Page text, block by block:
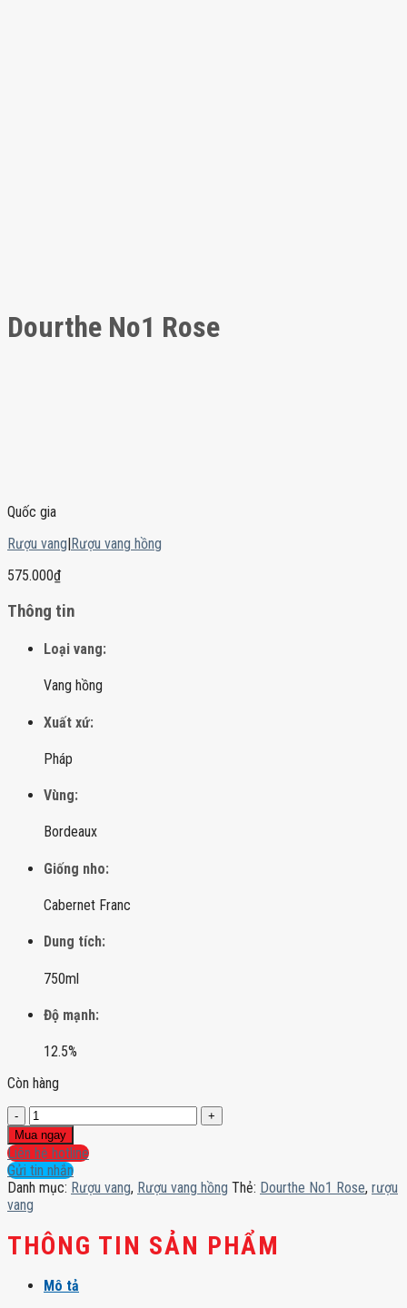
Dourthe No1 Rose
Quốc gia
Rượu vang|Rượu vang hồng
575.000₫
Thông tin
Loại vang:
Vang hồng
Xuất xứ:
Pháp
Vùng:
Bordeaux
Giống nho:
Cabernet Franc
Dung tích:
750ml
Độ mạnh:
12.5%
Còn hàng
Dourthe
No1
Rose
số
lượng
Mua ngay
Liên hệ hotline
Gửi tin nhắn
Danh mục: Rượu vang, Rượu vang hồng Thẻ: Dourthe No1 Rose, rượu
vang
THÔNG TIN SẢN PHẨM
Mô tả